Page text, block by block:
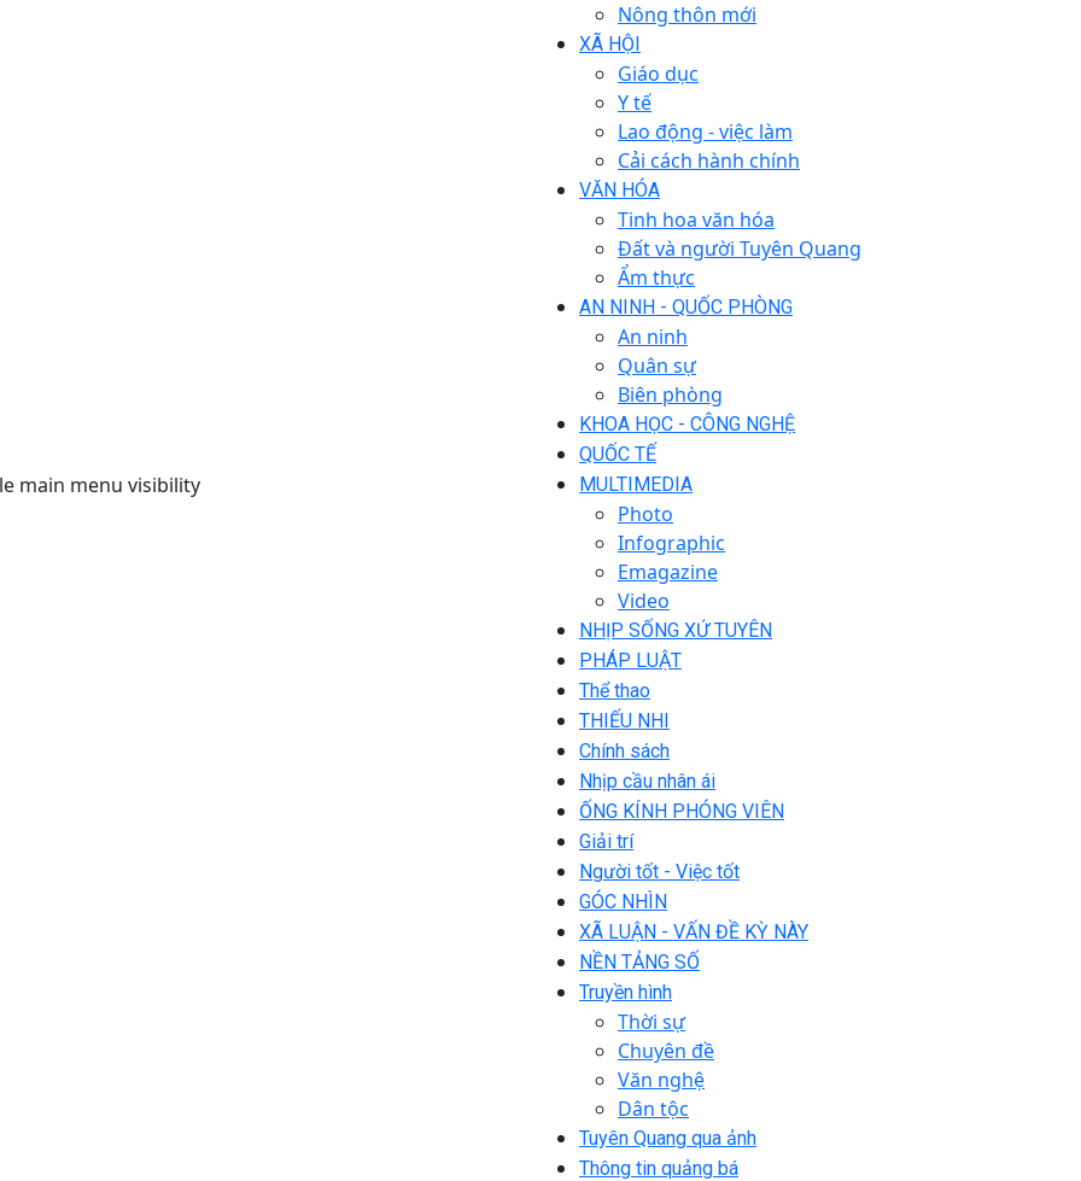
main menu visibility
Nông thôn mới
XÃ HỘI
Giáo dục
Y tế
Lao động - việc làm
Cải cách hành chính
VĂN HÓA
Tinh hoa văn hóa
Đất và người Tuyên Quang
Ẩm thực
AN NINH - QUỐC PHÒNG
An ninh
Quân sự
Biên phòng
KHOA HỌC - CÔNG NGHỆ
QUỐC TẾ
MULTIMEDIA
Photo
Infographic
Emagazine
Video
NHỊP SỐNG XỨ TUYÊN
PHÁP LUẬT
Thể thao
THIẾU NHI
Chính sách
Nhịp cầu nhân ái
ỐNG KÍNH PHÓNG VIÊN
Giải trí
Người tốt - Việc tốt
GÓC NHÌN
XÃ LUẬN - VẤN ĐỀ KỲ NÀY
NỀN TẢNG SỐ
Truyền hình
Thời sự
Chuyên đề
Văn nghệ
Dân tộc
Tuyên Quang qua ảnh
Thông tin quảng bá